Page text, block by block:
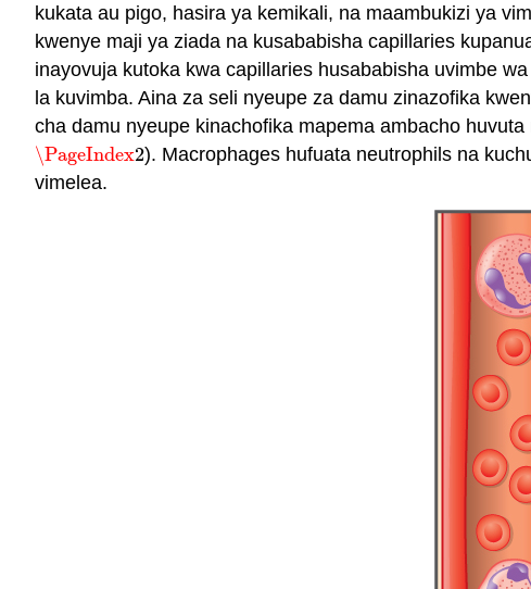
kukata au pigo, hasira ya kemikali, na maambukizi ya
kwenye maji ya ziada na kusababisha capillaries
inayovuja kutoka kwa capillaries husababisha uvimbe
la kuvimba. Aina za seli nyeupe za damu zinazofika
cha damu nyeupe kinachofika mapema ambacho
\PageIndex2
\PageIndex2). Macrophages hufuata neutrophils na
vimelea.